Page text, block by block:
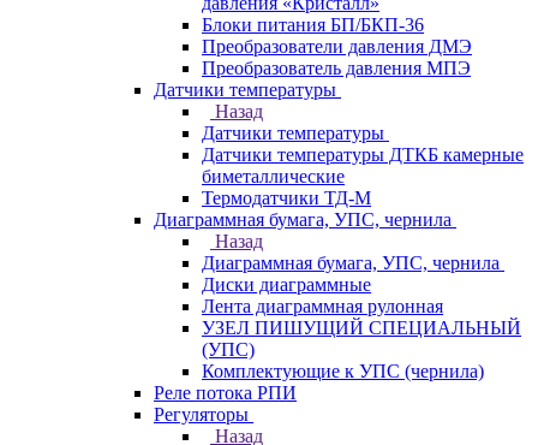
Блоки питания БП/БКП-36
Преобразователи давления ДМЭ
Преобразователь давления МПЭ
Датчики температуры
Назад
Датчики температуры
Датчики температуры ДТКБ камерные
биметаллические
Термодатчики ТД-М
Диаграммная бумага, УПС, чернила
Назад
Диаграммная бумага, УПС, чернила
Диски диаграммные
Лента диаграммная рулонная
УЗЕЛ ПИШУЩИЙ СПЕЦИАЛЬНЫЙ
(УПС)
Комплектующие к УПС (чернила)
Реле потока РПИ
Регуляторы
Назад